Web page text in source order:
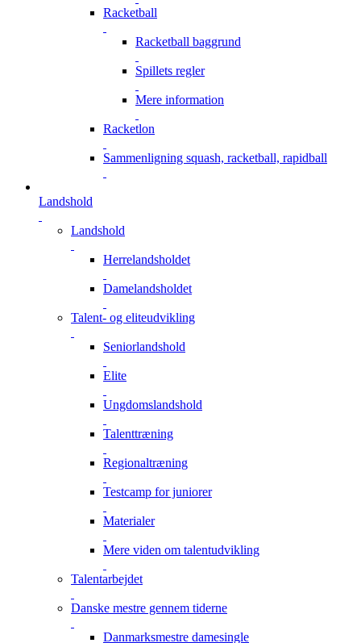
Racketball
Racketball baggrund
Spillets regler
Mere information
Racketlon
Sammenligning squash, racketball, rapidball
Landshold
Landshold
Herrelandsholdet
Damelandsholdet
Talent- og eliteudvikling
Seniorlandshold
Elite
Ungdomslandshold
Talenttræning
Regionaltræning
Testcamp for juniorer
Materialer
Mere viden om talentudvikling
Talentarbejdet
Danske mestre gennem tiderne
Danmarksmestre damesingle